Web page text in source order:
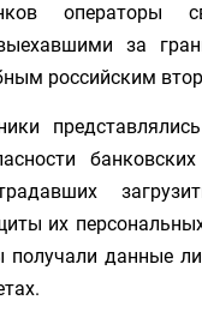
операторы
за
российским
их
получали данные